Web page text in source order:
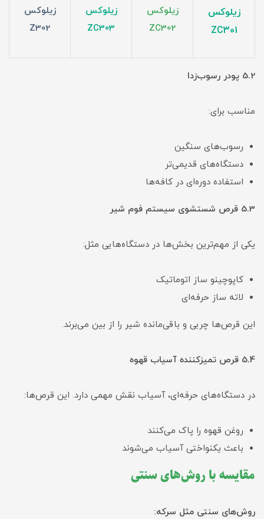
زیلوکس
ZC301
زیلوکس
ZC302
زیلوکس
ZC303
زیلوکس
Z302
5.2 پودر رسوب‌زدا
مناسب برای:
رسوب‌های سنگین
دستگاه‌های قدیمی‌تر
استفاده دوره‌ای در کافه‌ها
5.3 قرص شستشوی سیستم فوم شیر
یکی از مهم‌ترین بخش‌ها در دستگاه‌هایی مثل:
کاپوچینو ساز اتوماتیک
لاته ساز حرفه‌ای
این قرص‌ها چربی و باقی‌مانده شیر را از بین می‌برند.
5.4 قرص تمیزکننده آسیاب قهوه
در دستگاه‌های حرفه‌ای، آسیاب نقش مهمی دارد. این قرص‌ها:
روغن قهوه را پاک می‌کنند
باعث یکنواختی آسیاب می‌شوند
مقایسه با روش‌های سنتی
روش‌های سنتی مثل سرکه: